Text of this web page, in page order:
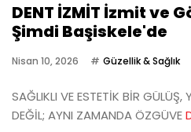
DENT İZMİT İzmit ve
Şimdi Başiskele'de
Nisan 10, 2026 Güzellik & Sağlık
SAĞLIKLI VE ESTETİK BİR
DEĞİL; AYNI ZAMANDA ÖZGÜVE